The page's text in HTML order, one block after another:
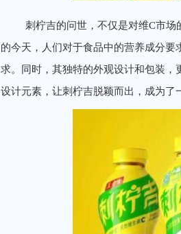
刺柠吉的问世，不仅是对维C市
的今天，人们对于食品中的营养成分
求。同时，其独特的外观设计和包装
设计元素，让刺柠吉脱颖而出，成为了